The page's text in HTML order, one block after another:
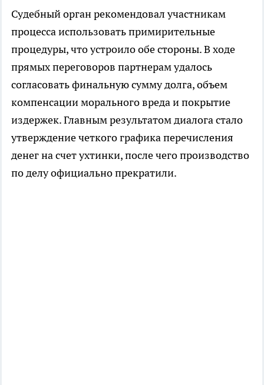
Судебный орган рекомендовал участникам
процесса использовать примирительные
процедуры, что устроило обе стороны. В ходе
прямых переговоров партнерам удалось
согласовать финальную сумму долга, объем
компенсации морального вреда и покрытие
издержек. Главным результатом диалога стало
утверждение четкого графика перечисления
денег на счет ухтинки, после чего производство
по делу официально прекратили.